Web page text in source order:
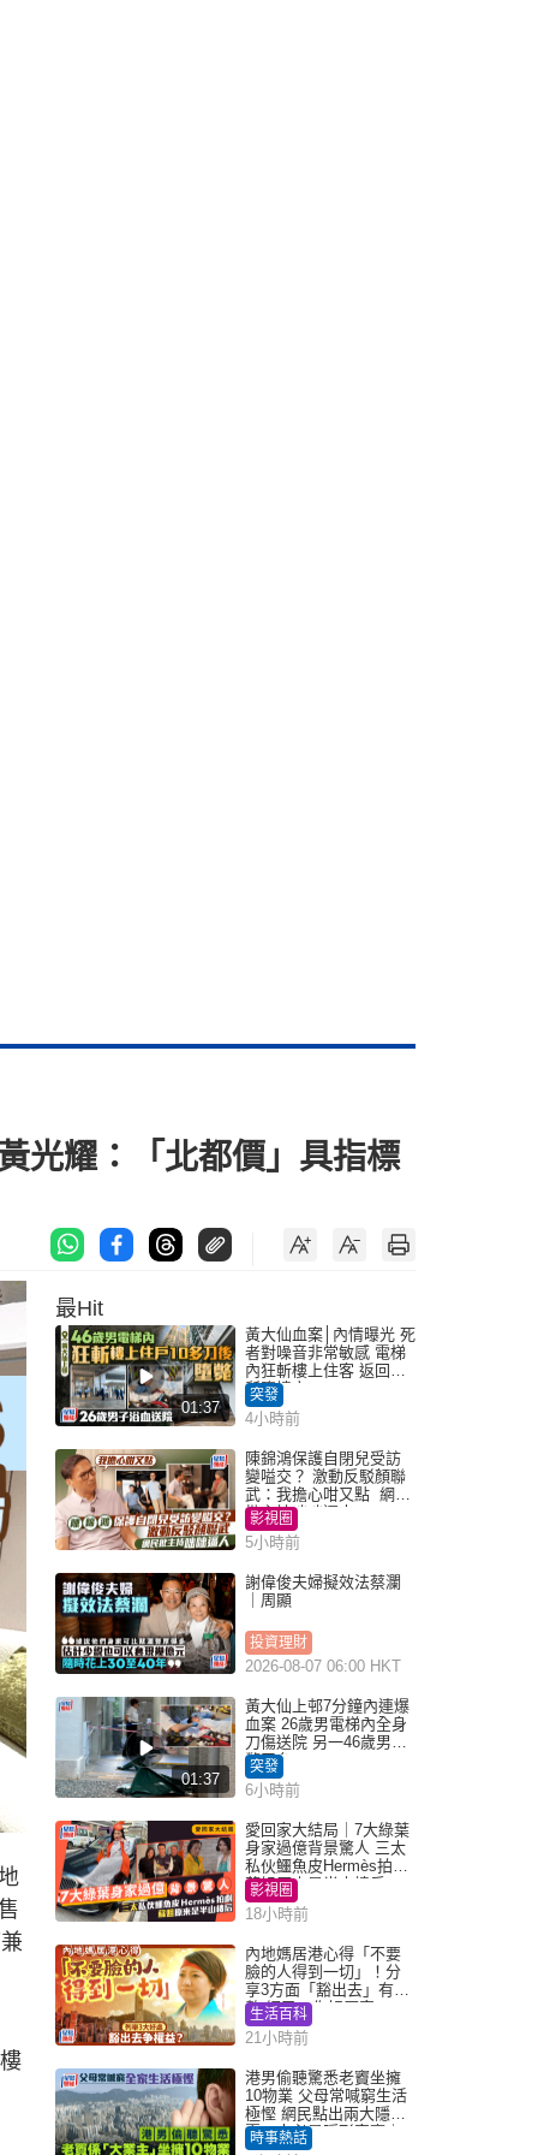
光耀：「北都價」具指標
最Hit
01:37
黃大仙血案│內情曝光 死
者對噪音非常敏感 電梯
內狂斬樓上住客 返回住
所墮樓亡
突發
4小時前
陳錦鴻保護自閉兒受訪
變嗌交？ 激動反駁顏聯
武：我擔心咁又點 網民
批主持咄咄逼人
影視圈
5小時前
謝偉俊夫婦擬效法蔡瀾
｜周顯
投資理財
2026-08-07 06:00 HKT
01:37
黃大仙上邨7分鐘內連爆
血案 26歲男電梯內全身
刀傷送院 另一46歲男倒
斃平台
突發
6小時前
愛回家大結局｜7大綠葉
身家過億背景驚人 三太
私伙鱷魚皮Hermès拍劇
蘇姐原來是半山樓后
影視圈
18小時前
內地媽居港心得「不要
臉的人得到一切」！分
享3方面「豁出去」有著
數 網民：你好厲害
生活百科
21小時前
港男偷聽驚悉老竇坐擁
10物業 父母常喊窮生活
極慳 網民點出兩大隱
憂：未必是隱形富豪｜
Juicy叮
時事熱話